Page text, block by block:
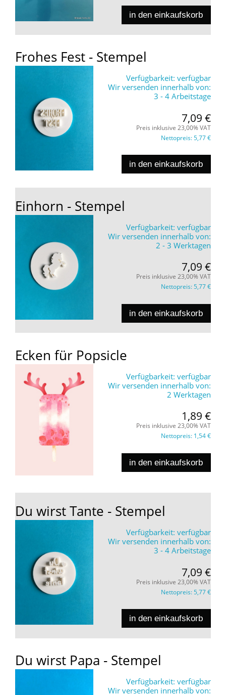
in den einkaufskorb
Frohes Fest - Stempel
Verfügbarkeit: verfügbar
Wir versenden innerhalb von:
3 - 4 Arbeitstage
7,09 €
Preis inklusive 23,00% VAT
Nettopreis:5,77 €
in den einkaufskorb
Einhorn - Stempel
Verfügbarkeit: verfügbar
Wir versenden innerhalb von:
2 - 3 Werktagen
7,09 €
Preis inklusive 23,00% VAT
Nettopreis:5,77 €
in den einkaufskorb
Ecken für Popsicle
Verfügbarkeit: verfügbar
Wir versenden innerhalb von:
2 Werktagen
1,89 €
Preis inklusive 23,00% VAT
Nettopreis: 1,54 €
in den einkaufskorb
Du wirst Tante - Stempel
Verfügbarkeit: verfügbar
Wir versenden innerhalb von:
3 - 4 Arbeitstage
7,09 €
Preis inklusive 23,00% VAT
Nettopreis:5,77 €
in den einkaufskorb
Du wirst Papa - Stempel
Verfügbarkeit: verfügbar
Wir versenden innerhalb von: